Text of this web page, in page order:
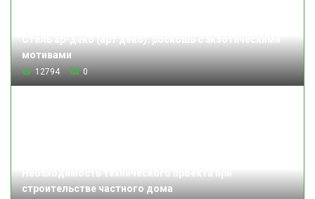
Стиль ар-деко (арт деко): роскошь с экзотическими
мотивами
12794 0
Необходимость технического проекта при
строительстве частного дома